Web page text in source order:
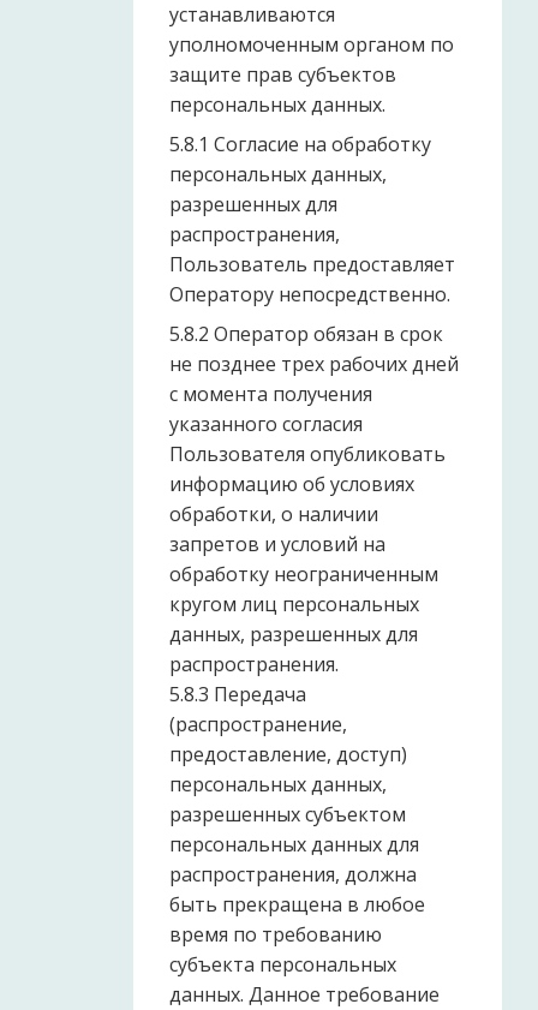
устанавливаются
уполномоченным органом по
защите прав субъектов
персональных данных.
5.8.1 Согласие на обработку
персональных данных,
разрешенных для
распространения,
Пользователь предоставляет
Оператору непосредственно.
5.8.2 Оператор обязан в срок
не позднее трех рабочих дней
с момента получения
указанного согласия
Пользователя опубликовать
информацию об условиях
обработки, о наличии
запретов и условий на
обработку неограниченным
кругом лиц персональных
данных, разрешенных для
распространения.
5.8.3 Передача
(распространение,
предоставление, доступ)
персональных данных,
разрешенных субъектом
персональных данных для
распространения, должна
быть прекращена в любое
время по требованию
субъекта персональных
данных. Данное требование